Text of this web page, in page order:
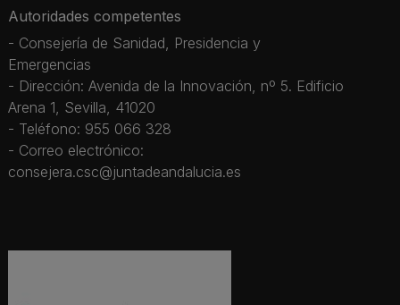
Autoridades competentes
- Consejería de Sanidad, Presidencia y
Emergencias
- Dirección: Avenida de la Innovación, nº 5. Edificio
Arena 1, Sevilla, 41020
- Teléfono: 955 066 328
- Correo electrónico:
consejera.csc@juntadeandalucia.es